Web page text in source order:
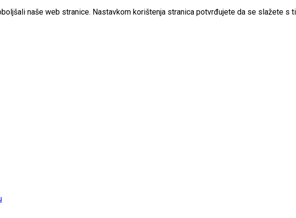
naše web stranice. Nastavkom korištenja stranica potvrđujete da se slažete s